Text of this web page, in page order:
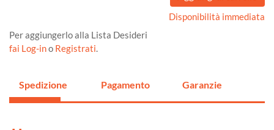
Disponibilità immediata
Per aggiungerlo alla Lista Desideri
fai Log-ino Registrati.
Spedizione Pagamento Garanzie